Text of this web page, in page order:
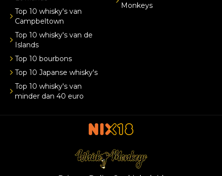
Top 10 whisky's van
Campbeltown
Top 10 whisky's van de
Islands
Top 10 bourbons
Top 10 Japanse whisky's
Top 10 whisky's van
minder dan 40 euro
Monkeys